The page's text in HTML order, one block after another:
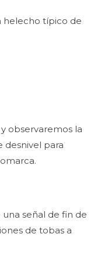
helecho típico de
observaremos la
desnivel para
señal de fin de
de tobas a